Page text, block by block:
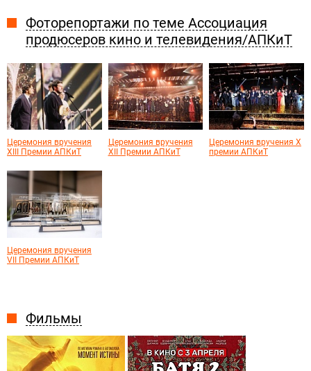
Фильмы
Фоторепортажи по теме Ассоциация
продюсеров кино и телевидения/АПКиТ
Церемония вручения
XIII Премии АПКиТ
Церемония вручения
XII Премии АПКиТ
Церемония вручения X
премии АПКиТ
Церемония вручения
VII Премии АПКиТ